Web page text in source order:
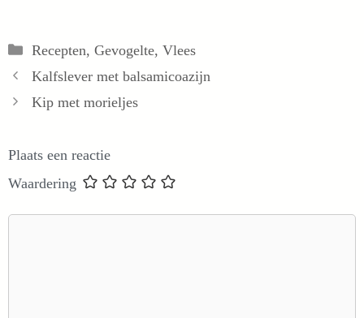
Categorieën
Recepten, Gevogelte, Vlees
Kalfslever met balsamicoazijn
Kip met morieljes
Plaats een reactie
Waardering